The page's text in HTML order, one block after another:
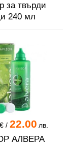
за твърди
240 мл
€ / 22.00 лв.
АЛВЕРА